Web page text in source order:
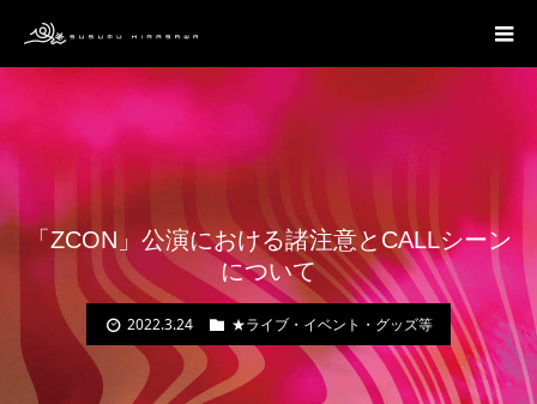
「ZCON」公演における諸注意とCALLシーン
について
2022.3.24 ★ライブ・イベント・グッズ等